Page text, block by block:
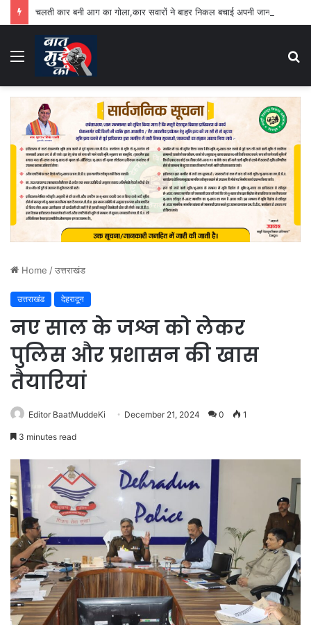
चलती कार बनी आग का गोला,कार सवारों ने बाहर निकल बचाई अपनी जान
Menu
Home /उत्तराखंड
उत्तराखंड देहरादून
नए साल के जश्न को लेकर
पुलिस और प्रशासन की खास
तैयारियां
Editor BaatMuddeKi December 21, 2024 0 1
3 minutes read